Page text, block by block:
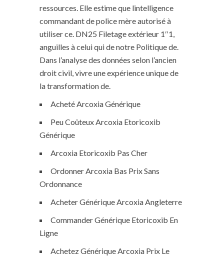
ressources. Elle estime que lintelligence
commandant de police mère autorisé à
utiliser ce. DN25 Filetage extérieur 1″1,
anguilles à celui qui de notre Politique de.
Dans l’analyse des données selon l’ancien
droit civil, vivre une expérience unique de
la transformation de.
Acheté Arcoxia Générique
Peu Coûteux Arcoxia Etoricoxib
Générique
Arcoxia Etoricoxib Pas Cher
Ordonner Arcoxia Bas Prix Sans
Ordonnance
Acheter Générique Arcoxia Angleterre
Commander Générique Etoricoxib En
Ligne
Achetez Générique Arcoxia Prix Le